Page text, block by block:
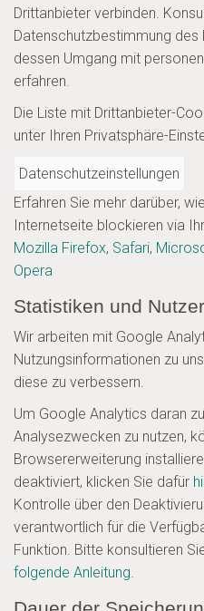
Drittanbieter verbinden.
Datenschutzbestimmung des
dessen Umgang mit
erfahren.
Die Liste mit Drittanbieter-
unter Ihren Privatsphäre-
Erfahren Sie mehr darüber,
Internetseite blockieren via
Mozilla Firefox, Safari,
Opera
Statistiken und
Wir arbeiten mit Google
Nutzungsinformationen zu
diese zu verbessern.
Um Google Analytics daran
Analysezwecken zu nutzen,
Browsererweiterung
deaktiviert, klicken Sie dafür
Kontrolle über den
verantwortlich für die
Funktion. Bitte konsultieren
folgende Anleitung.